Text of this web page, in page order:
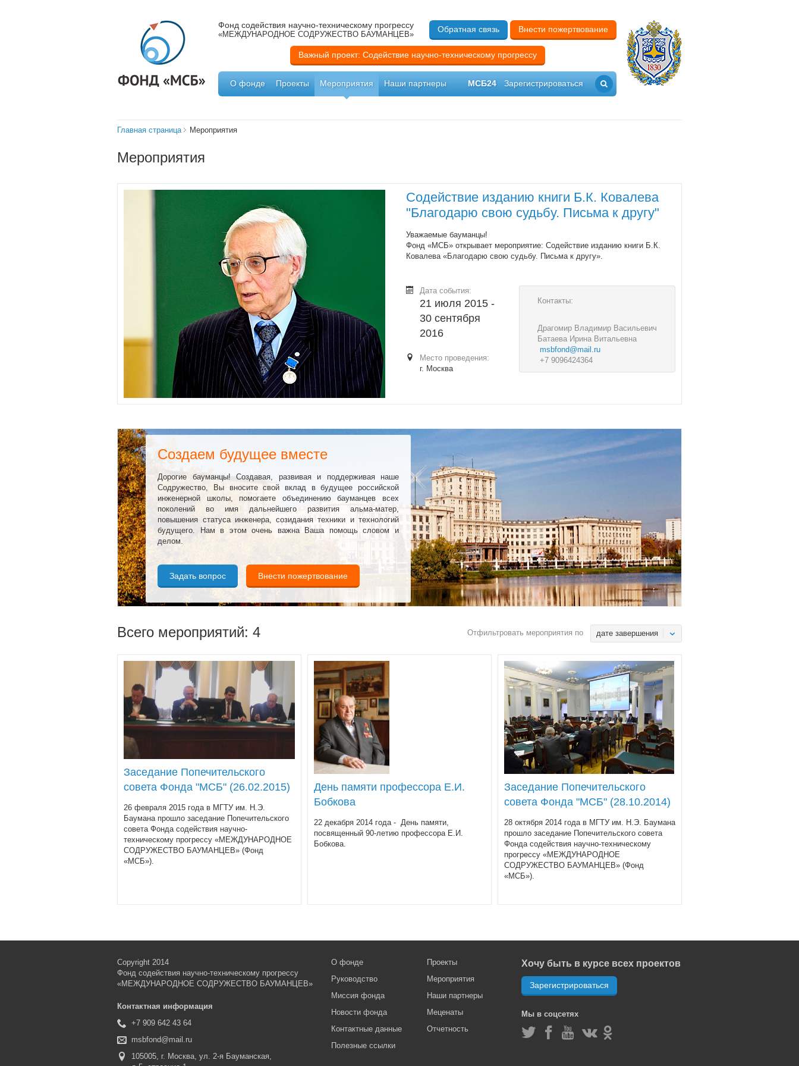
Фонд содействия научно-техническому прогрессу
«МЕЖДУНАРОДНОЕ СОДРУЖЕСТВО БАУМАНЦЕВ»
Обратная связь Внести пожертвование
Важный проект: Содействие научно-техническому прогрессу
МСБ24 Зарегистрироваться
О фонде Проекты Мероприятия Наши партнеры
Главная страница Мероприятия
Мероприятия
Содействие изданию книги Б.К. Ковалева
"Благодарю свою судьбу. Письма к другу"
Уважаемые бауманцы!
Фонд «МСБ» открывает мероприятие: Содействие изданию книги Б.К.
Ковалева «Благодарю свою судьбу. Письма к другу».
Контакты:
Драгомир Владимир Васильевич
Батаева Ирина Витальевна
msbfond@mail.ru
+7 9096424364
Дата события:
21 июля 2015 -
30 сентября
2016
Место проведения:
г. Москва
Создаем будущее вместе
Дорогие бауманцы! Создавая, развивая и поддерживая наше
Содружество, Вы вносите свой вклад в будущее российской
инженерной школы, помогаете объединению бауманцев всех
поколений во имя дальнейшего развития альма-матер,
повышения статуса инженера, созидания техники и технологий
будущего. Нам в этом очень важна Ваша помощь словом и
делом.
Задать вопрос Внести пожертвование
Всего мероприятий: 4 Отфильтровать мероприятия по дате завершения
Заседание Попечительского
совета Фонда "МСБ" (26.02.2015)
26 февраля 2015 года в МГТУ им. Н.Э.
Баумана прошло заседание Попечительского
совета Фонда содействия научно-
техническому прогрессу «МЕЖДУНАРОДНОЕ
СОДРУЖЕСТВО БАУМАНЦЕВ» (Фонд
«МСБ»).
День памяти профессора Е.И.
Бобкова
22 декабря 2014 года - День памяти,
посвященный 90-летию профессора Е.И.
Бобкова.
Заседание Попечительского
совета Фонда "МСБ" (28.10.2014)
28 октября 2014 года в МГТУ им. Н.Э. Баумана
прошло заседание Попечительского совета
Фонда содействия научно-техническому
прогрессу «МЕЖДУНАРОДНОЕ
СОДРУЖЕСТВО БАУМАНЦЕВ» (Фонд
«МСБ»).
Copyright 2014
Фонд содействия научно-техническому прогрессу
«МЕЖДУНАРОДНОЕ СОДРУЖЕСТВО БАУМАНЦЕВ»
Контактная информация
+7 909 642 43 64
msbfond@mail.ru
105005, г. Москва, ул. 2-я Бауманская,
О фонде
Руководство
Миссия фонда
Новости фонда
Контактные данные
Полезные ссылки
Проекты
Мероприятия
Наши партнеры
Меценаты
Отчетность
Хочу быть в курсе всех проектов
Зарегистрироваться
Мы в соцсетях